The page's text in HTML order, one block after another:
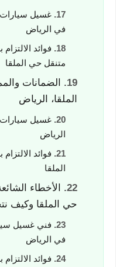
غسيل سيارات
في الرياض
فوائد
متنقل حي الملقا
الضمانات
الملقا، الرياض
غسيل سيارات
الرياض
فوائد
الملقا
الأخطاء
حي الملقا وكيف
فني غسيل
في الرياض
فوائد